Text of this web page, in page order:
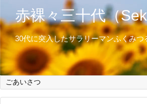
赤裸々三十代（
30代に突入したサラリーマンふくみ
ごあいさつ